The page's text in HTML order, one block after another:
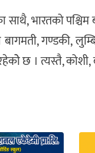
भारतको
गण्डकी,
छ । त्यस्तै, कोशी,